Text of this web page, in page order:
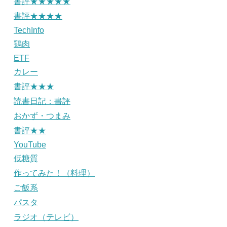
書評★★★★
TechInfo
鶏肉
ETF
カレー
書評★★★
読書日記：書評
おかず・つまみ
書評★★
YouTube
低糖質
作ってみた！（料理）
ご飯系
パスタ
ラジオ（テレビ）